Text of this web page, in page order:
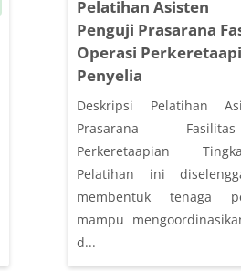
Pelatihan Asisten
Penguji Prasarana
Operasi
Penyelia
Deskripsi Pelatihan
Prasarana
Perkeretaapian
Pelatihan ini
membentuk tenaga
mampu
d...